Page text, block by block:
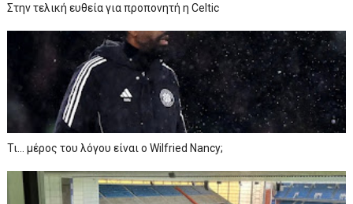
Στην τελική ευθεία για προπονητή η Celtic
Τι… μέρος του λόγου είναι ο Wilfried Nancy;